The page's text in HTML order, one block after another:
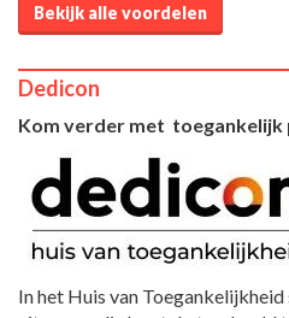
Bekijk alle voordelen
Dedicon
Kom verder met toegankelijk
In het Huis van